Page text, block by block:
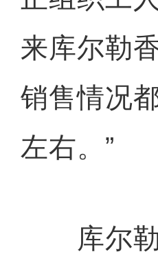
来库尔勒
销售情况
左右。”
库尔勒